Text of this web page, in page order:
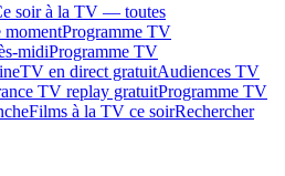
soir à la TV — toutes
momentProgramme TV
midiProgramme TV
TV en direct gratuitAudiences TV
TV replay gratuitProgramme TV
Films à la TV ce soirRechercher